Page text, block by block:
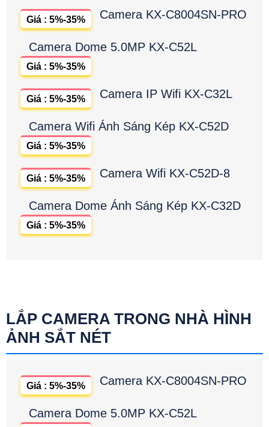
Camera KX-C8004SN-PRO
Giá : 5%-35%
Camera Dome 5.0MP KX-C52L
Giá : 5%-35%
Camera IP Wifi KX-C32L
Giá : 5%-35%
Camera Wifi Ánh Sáng Kép KX-C52D
Giá : 5%-35%
Camera Wifi KX-C52D-8
Giá : 5%-35%
Camera Dome Ánh Sáng Kép KX-C32D
Giá : 5%-35%
LẮP CAMERA TRONG NHÀ HÌNH
ẢNH SẮT NÉT
Camera KX-C8004SN-PRO
Giá : 5%-35%
Camera Dome 5.0MP KX-C52L